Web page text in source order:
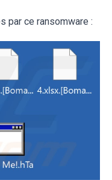
par ce ransomware :